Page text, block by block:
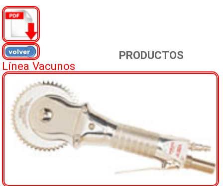
PRODUCTOS
Línea Vacunos